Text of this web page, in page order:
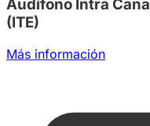
Audífono Intra Canal
(ITE)
Más información